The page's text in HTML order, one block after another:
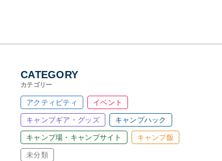
CATEGORY
カテゴリー
アクティビティ イベント
キャンプギア・グッズ キャンプハック
キャンプ場・キャンプサイト キャンプ飯
未分類